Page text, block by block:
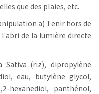
que des plaies, etc.
a) Tenir hors de
de la lumière directe
Sativa (riz), dipropylène
eau, butylène glycol,
hexanediol, panthénol,